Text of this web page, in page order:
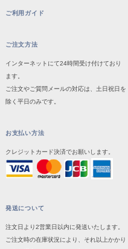
ご利用ガイド
ご注文方法
インターネットにて24時間受け付けており
ます。
ご注文やご質問メールの対応は、土日祝日を
除く平日のみです。
お支払い方法
クレジットカード決済でお願いします。
発送について
注文日より2営業日以内に発送いたします。
ご注文時の在庫状況により、それ以上かかり